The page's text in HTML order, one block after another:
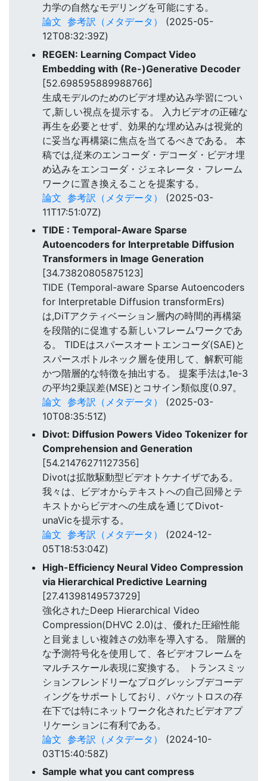
力学の自然なモデリングを可能にする。
論文 参考訳（メタデータ）
(2025-05-
12T08:32:39Z)
REGEN: Learning Compact Video
Embedding with (Re-)Generative Decoder
[52.698595889988766]
生成モデルのためのビデオ埋め込み学習につい
て,新しい視点を提示する。 入力ビデオの正確な
再生を必要とせず、効果的な埋め込みは視覚的
に妥当な再構築に焦点を当てるべきである。 本
稿では,従来のエンコーダ・デコーダ・ビデオ埋
め込みをエンコーダ・ジェネレータ・フレーム
ワークに置き換えることを提案する。
論文 参考訳（メタデータ）
(2025-03-
11T17:51:07Z)
TIDE : Temporal-Aware Sparse
Autoencoders for Interpretable Diffusion
Transformers in Image Generation
[34.73820805875123]
TIDE (Temporal-aware Sparse Autoencoders
for Interpretable Diffusion transformErs)
は,DiTアクティベーション層内の時間的再構築
を段階的に促進する新しいフレームワークであ
る。 TIDEはスパースオートエンコーダ(SAE)と
スパースボトルネック層を使用して、解釈可能
かつ階層的な特徴を抽出する。 提案手法は,1e-3
の平均2乗誤差(MSE)とコサイン類似度(0.97。
論文 参考訳（メタデータ）
(2025-03-
10T08:35:51Z)
Divot: Diffusion Powers Video Tokenizer for
Comprehension and Generation
[54.21476271127356]
Divotは拡散駆動型ビデオトケナイザである。
我々は、ビデオからテキストへの自己回帰とテ
キストからビデオへの生成を通じてDivot-
unaVicを提示する。
論文 参考訳（メタデータ）
(2024-12-
05T18:53:04Z)
High-Efficiency Neural Video Compression
via Hierarchical Predictive Learning
[27.41398149573729]
強化されたDeep Hierarchical Video
Compression(DHVC 2.0)は、優れた圧縮性能
と目覚ましい複雑さの効率を導入する。 階層的
な予測符号化を使用して、各ビデオフレームを
マルチスケール表現に変換する。 トランスミッ
ションフレンドリーなプログレッシブデコーデ
ィングをサポートしており、パケットロスの存
在下では特にネットワーク化されたビデオアプ
リケーションに有利である。
論文 参考訳（メタデータ）
(2024-10-
03T15:40:58Z)
Sample what you cant compress